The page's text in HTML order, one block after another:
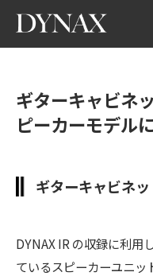
ギターキャビネ
ピーカーモデル
ギターキャビネ
DYNAX IR の収録に利用
ているスピーカーユニッ